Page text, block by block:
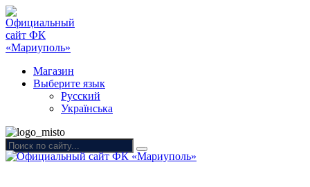
Магазин
Выберите язык
Русский
Українська